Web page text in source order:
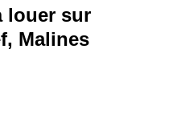
louer sur
Malines